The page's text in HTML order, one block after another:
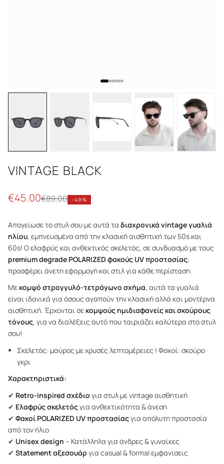
VINTAGE BLACK
€45.00€89.00 -49%
Απογείωσε το στυλ σου με αυτά τα διαχρονικά vintage γυαλιά
ηλίου, εμπνευσμένα από την κλασική αισθητική των 50s και
60s! Ο ελαφρύς και ανθεκτικός σκελετός, σε συνδυασμό με τους
premium degrade POLARIZED φακούς UV προστασίας,
προσφέρει άνετη εφαρμογή και στιλ για κάθε περίσταση.
Με κομψό στρογγυλό-τετράγωνο σχήμα, αυτά τα γυαλιά
είναι ιδανικά για όσους αγαπούν την κλασική αλλά και μοντέρνα
αισθητική. Έρχονται σε κομψούς ημιδιαφανείς και σκούρους
τόνους, για να διαλέξεις αυτό που ταιριάζει καλύτερα στο στυλ
σου!
Σκελετός: μαύρος με χρυσές λεπτομέρειες | Φακοί: σκούρο
γκρι
Χαρακτηριστικά:
✔ Retro-inspired σχέδιο για στυλ με vintage αισθητική
✔ Ελαφρύς σκελετόςγια ανθεκτικότητα & άνεση
✔ Φακοί POLARIZED UV προστασίαςγια απόλυτη προστασία
από τον ήλιο
✔ Unisex design – Κατάλληλα για άνδρες & γυναίκες
✔ Statement αξεσουάργια casual & formal εμφανίσεις